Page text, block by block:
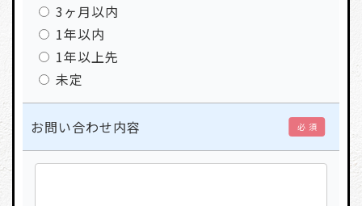
3ヶ月以内
1年以内
1年以上先
未定
お問い合わせ内容 必 須